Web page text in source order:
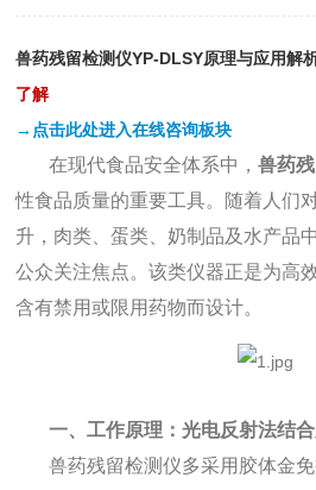
兽药残留检测仪YP-DLSY原理与应用解
了解
→点击此处进入在线咨询板块
在现代食品安全体系中，兽药
性食品质量的重要工具。随着人们
升，肉类、蛋类、奶制品及水产品
公众关注焦点。该类仪器正是为高
含有禁用或限用药物而设计。
一、工作原理：光电反射法结
兽药残留检测仪多采用胶体金